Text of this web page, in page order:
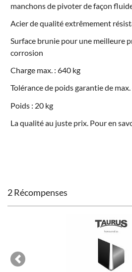
manchons de pivoter de façon
Acier de qualité extrêmement
Surface brunie pour une meilleure
corrosion
Charge max. : 640 kg
Tolérance de poids garantie de
Poids : 20 kg
La qualité au juste prix. Pour en
2 Récompenses
Previous